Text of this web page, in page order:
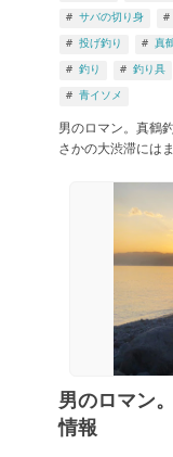
サバの切り身
投げ釣り 真
釣り 釣り具
青イソメ
男のロマン。真鶴
さかの大渋滞には
男のロマン
情報